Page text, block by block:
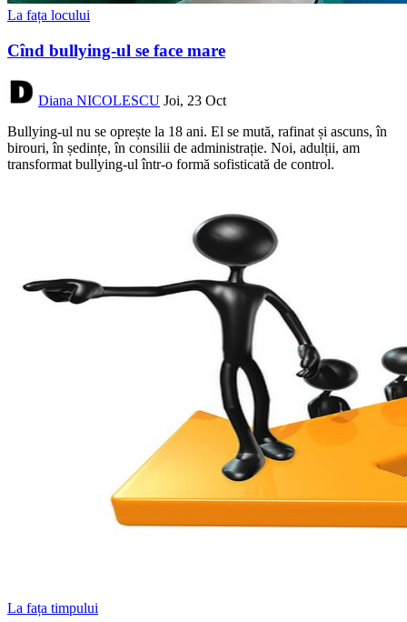
La fața locului
Cînd bullying-ul se face mare
Diana NICOLESCU Joi, 23 Oct
Bullying-ul nu se oprește la 18 ani. El se mută, rafinat și ascuns, în
birouri, în ședințe, în consilii de administrație. Noi, adulții, am
transformat bullying-ul într-o formă sofisticată de control.
La fața timpului